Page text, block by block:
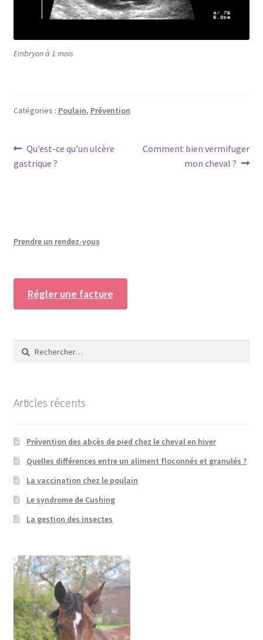
Embryon à 1 mois
Catégories : Poulain, Prévention
Navigation
de
Article
précédent :
Qu’est-ce qu’un ulcère
gastrique ?
Article
Comment bien vermifuger
mon cheval ?
Prendre un rendez-vous
Régler une facture
Rechercher :
Articles récents
Prévention des abcès de pied chez le cheval en hiver
Quelles différences entre un aliment floconnés et granulés ?
La vaccination chez le poulain
Le syndrome de Cushing
La gestion des insectes